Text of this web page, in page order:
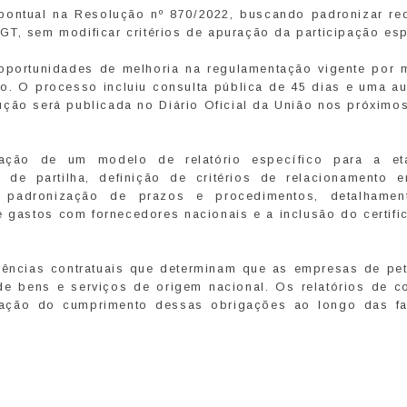
na Resolução nº 870/2022, buscando padronizar
sem modificar critérios de apuração da participação
de melhoria na regulamentação vigente por
O processo incluiu consulta pública de 45 dias e uma
será publicada no Diário Oficial da União nos
de um modelo de relatório específico para a
de partilha, definição de critérios de relacionamento
de prazos e procedimentos,
gastos com fornecedores nacionais e a inclusão do
contratuais que determinam que as empresas de
bens e serviços de origem nacional. Os relatórios de
do cumprimento dessas obrigações ao longo das